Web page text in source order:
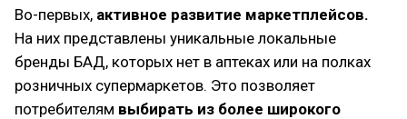
Во-первых, активное развитие маркетплейсов.
На них представлены уникальные локальные
бренды БАД, которых нет в аптеках или на полках
розничных супермаркетов. Это позволяет
потребителям выбирать из более широкого